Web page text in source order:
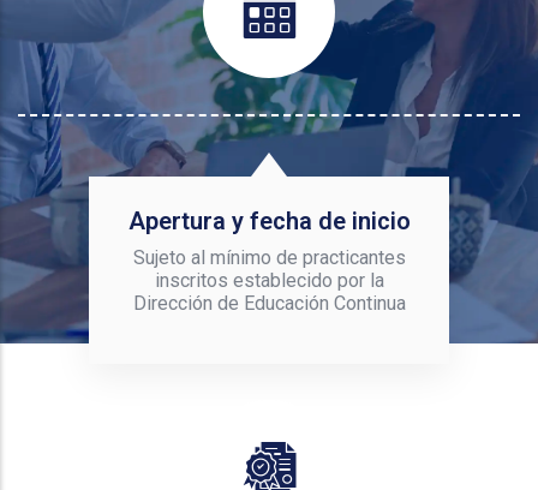
Apertura y fecha de inicio
Sujeto al mínimo de practicantes
inscritos establecido por la
Dirección de Educación Continua